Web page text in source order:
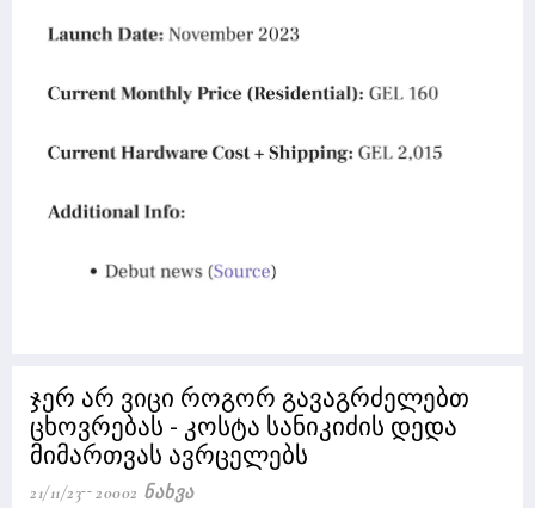
ჯერ არ ვიცი როგორ გავაგრძელებთ
ცხოვრებას - კოსტა სანიკიძის დედა
მიმართვას ავრცელებს
21/11/23 20002 Ნახვა